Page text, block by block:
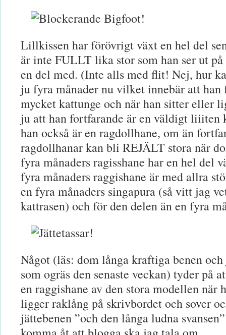
Lillkissen har förövrigt växt en hel del
är inte FULLT lika stor som han ser ut
en del med. (Inte alls med flit! Nej, hur
ju fyra månader nu vilket innebär att
mycket kattunge och när han sitter eller
ju att han fortfarande är en väldigt liiiten
han också är en ragdollhane, om än
ragdollhanar kan bli REJÄLT stora när
fyra månaders ragisshane har en hel del
fyra månaders raggishane är med allra
en fyra månaders singapura (så vitt jag
kattrasen) och för den delen än en fyra
Något (läs: dom långa kraftiga benen
som ogräs den senaste veckan) tyder på
en raggishane av den stora modellen när
ligger raklång på skrivbordet och sover
jättebenen ”och den långa ludna